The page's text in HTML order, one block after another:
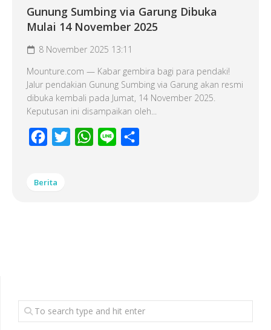
Gunung Sumbing via Garung Dibuka
Mulai 14 November 2025
8 November 2025 13:11
Mounture.com — Kabar gembira bagi para pendaki!
Jalur pendakian Gunung Sumbing via Garung akan resmi
dibuka kembali pada Jumat, 14 November 2025.
Keputusan ini disampaikan oleh...
Facebook
Twitter WhatsApp
Line
Berita